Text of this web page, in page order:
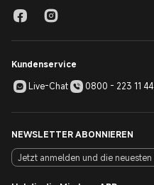
Kundenservice
Live-Chat
0800 - 223 11 44
NEWSLETTER ABONNIEREN